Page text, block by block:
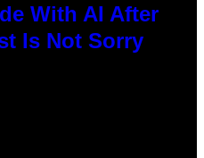
With AI After
Is Not Sorry